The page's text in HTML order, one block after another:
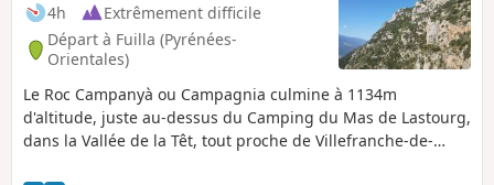
4h
Extrêmement difficile
Départ à Fuilla (Pyrénées-
Orientales)
Le Roc Campanyà ou Campagnia culmine à 1134m
d'altitude, juste au-dessus du Camping du Mas de Lastourg,
dans la Vallée de la Têt, tout proche de Villefranche-de-